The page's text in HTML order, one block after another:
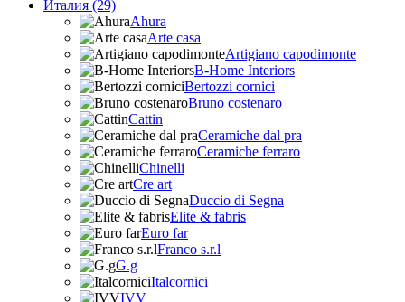
Италия (29)
Ahura
Arte casa
Artigiano capodimonte
B-Home Interiors
Bertozzi cornici
Bruno costenaro
Cattin
Ceramiche dal pra
Ceramiche ferraro
Chinelli
Cre art
Duccio di Segna
Elite & fabris
Euro far
Franco s.r.l
G.g
Italcornici
IVV